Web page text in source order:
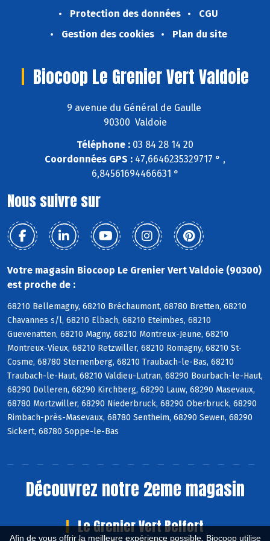
Afin de vous offrir la meilleure expérience possible, Biocoop utilise
Protection des données
CGU
Gestion des cookies
Plan du site
Biocoop Le Grenier Vert Valdoie
9 avenue du Général de Gaulle
90300 Valdoie
Téléphone : 03 84 28 14 20
Coordonnées GPS : 47,6646235329717 ° ,
6,84561694466631 °
Nous suivre sur
Votre magasin Biocoop Le Grenier Vert Valdoie (90300)
est proche de :
68210 Bellemagny, 68210 Bréchaumont, 68780 Bretten, 68210
Chavannes s/l, 68210 Elbach, 68210 Eteimbes, 68210
Guevenatten, 68210 Magny, 68210 Montreux-Jeune, 68210
Montreux-Vieux, 68210 Retzwiller, 68210 Romagny, 68210 St-
Cosme, 68780 Sternenberg, 68210 Traubach-le-Bas, 68210
Traubach-le-Haut, 68210 Valdieu-Lutran, 68290 Bourbach-le-Haut,
68290 Dolleren, 68290 Kirchberg, 68290 Lauw, 68290 Masevaux,
68780 Mortzwiller, 68290 Niederbruck, 68290 Oberbruck, 68290
Rimbach-près-Masevaux, 68780 Sentheim, 68290 Sewen, 68290
Sickert, 68780 Soppe-le-Bas
Découvrez notre 2eme magasin
Le Grenier Vert Belfort